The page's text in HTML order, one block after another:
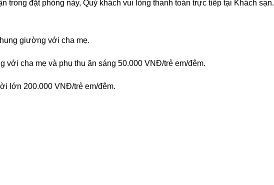
trong đặt phòng này, Quý khách vui lòng thanh toán trực tiếp tại Khách sạn.
giường với cha mẹ.
với cha mẹ và phụ thu ăn sáng 50.000 VNĐ/trẻ em/đêm.
lớn 200.000 VNĐ/trẻ em/đêm.